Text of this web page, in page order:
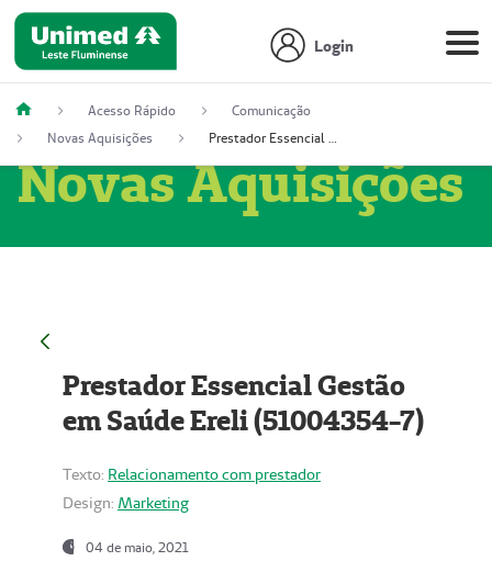
Login
Acesso Rápido
Comunicação
Novas Aquisições
Prestador Essencial Gestão em Saúde Ereli (51004354-7)
Novas Aquisições
Prestador Essencial Gestão
em Saúde Ereli (51004354-7)
Texto: Relacionamento com prestador
Design: Marketing
04 de maio, 2021